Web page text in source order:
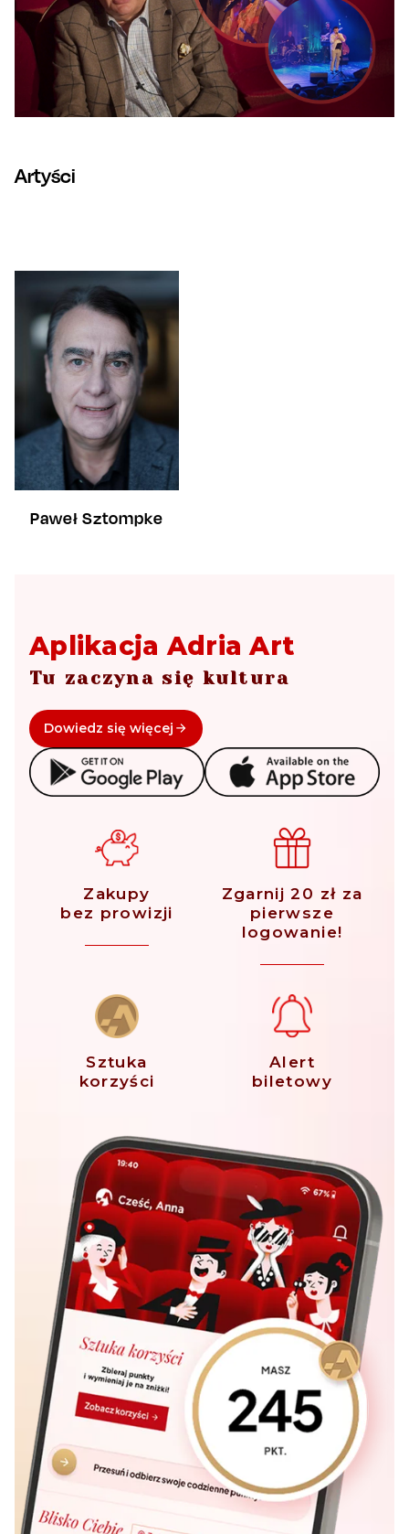
Artyści
Paweł Sztompke
Aplikacja Adria Art
Tu zaczyna się kultura
Dowiedz się więcej
Zakupy
bez prowizji
Zgarnij 20 zł za
pierwsze
logowanie!
Sztuka
korzyści
Alert
biletowy